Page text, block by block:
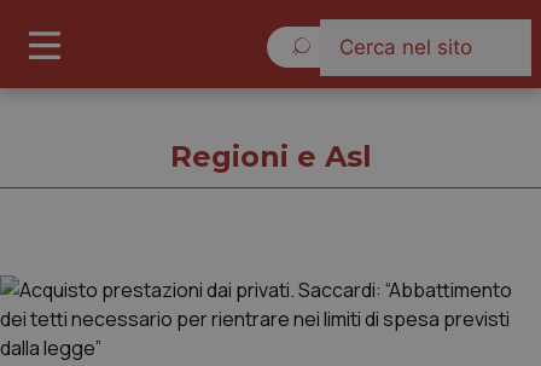
Cronache
Regioni e Asl